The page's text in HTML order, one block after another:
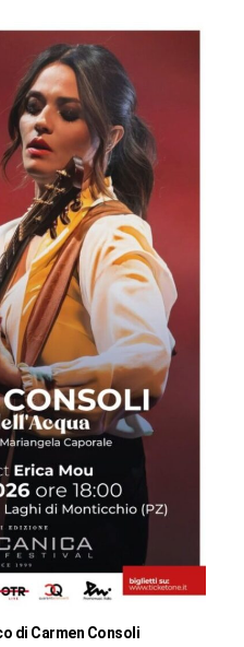
di Carmen Consoli